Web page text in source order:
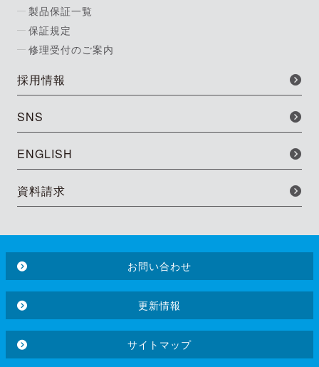
製品保証一覧
保証規定
修理受付のご案内
採用情報
SNS
ENGLISH
資料請求
お問い合わせ
更新情報
サイトマップ